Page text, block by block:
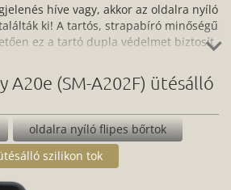
híve vagy, akkor az oldalra nyíló
ki! A tartós, strapabíró minőségű
ez a tartó dupla védelmet biztosít
eszköz portjaihoz és kezelőpaneljéhez
és ugyanilyen egyszerűen
egyszerre praktikus és jól is
webshopunkban most, vagy tervezz
megjelenést hozzá!
A20e (SM-A202F) ütésálló
oldalra nyíló flipes bőrtok
szilikon tok